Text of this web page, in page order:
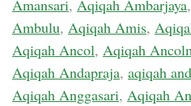
Amansari, Aqiqah Ambarjaya,
Ambulu, Aqiqah Amis,
Aqiqah Ancol, Aqiqah
Aqiqah Andapraja, aqiqah
Aqiqah Anggasari, Aqiqah